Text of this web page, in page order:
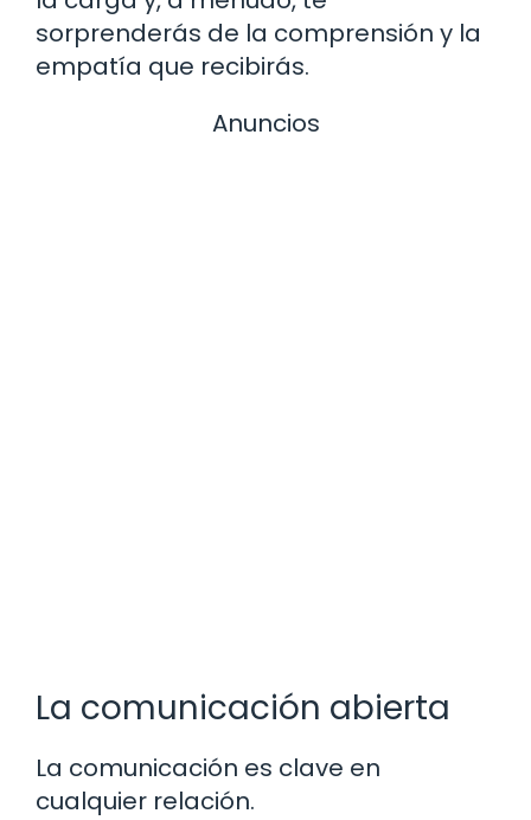
sorprenderás de la comprensión y la
empatía que recibirás.
Anuncios
La comunicación abierta
La comunicación es clave en
cualquier relación.